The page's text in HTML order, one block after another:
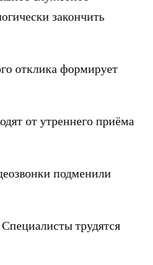
закончить
отклика формирует
от утреннего приёма
подменили
трудятся